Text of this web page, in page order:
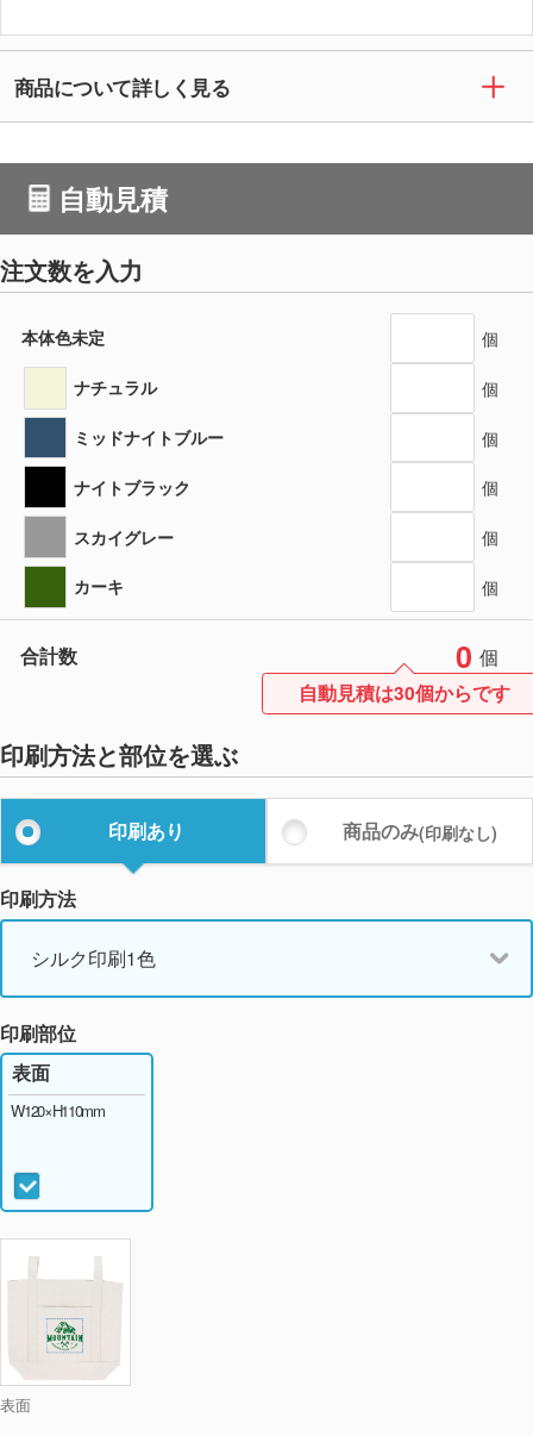
商品について詳しく見る
自動見積
注文数を入力
本体色未定 個
ナチュラル 個
ミッドナイトブルー 個
ナイトブラック 個
スカイグレー 個
カーキ 個
合計数 0 個
自動見積は30個からです
印刷方法と部位を選ぶ
印刷あり 商品のみ(印刷なし)
印刷方法
シルク印刷1色
印刷部位
表面
表面
W120×H110mm